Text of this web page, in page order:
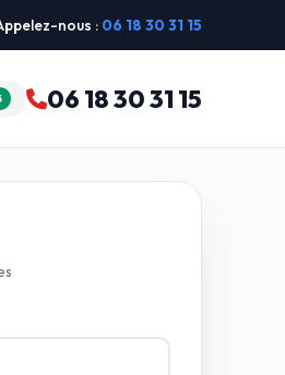
nous : 06 18 30 31 15
06 18 30 31 15